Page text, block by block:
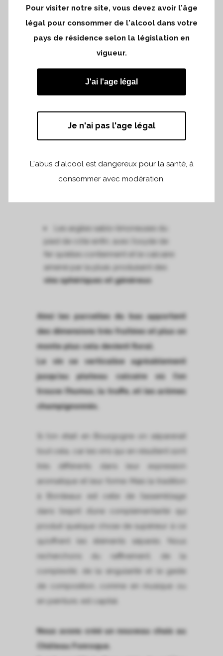
Sur le coteau argilo-calcaire, le
Dès qu’il y a un élément d’argile
dans un sol, le vin s’en trouve
élargi.L’attaque en bouche donne
immédiatement le ton d’une présence
forte et large. C’est en finale de
présence du calcaire avec son
calcaire, les vins sont donc très frais
Les argiles sablo-limoneuses du
pied de côte enfin, avec l’oxyde de
fer qu’elles contiennent et le calcaire
amené par la pluie, produisent des
vins sphériques et généreux
Ainsi les parcelles du bas apportent
des dimensions très fruitées et plus on
monte plus cela devient floral.
Le vin se verticalise agréablement
jusqu’au plateau calcaire où l’on
trouve l’humus, la truffe, et les arômes
champignonnés.
Si l’on était en Bourgogne on séparerait
tout cela, car les vins qui en résultent sont
très différents dans leur expression
aromatique et leur forme. Mais la tradition
à Bordeaux est celle de l’assemblage
dans l’esprit d’une complémentarité qui
produit quelque chose de supérieur à ce
qu’offrent les éléments séparés. Nous
recherchons du raffinement, de la
complexité, de la singularité et le geste
de composition, comme en musique ou
en peinture, est capital.
Nous avons créé un nouveau chais au
Château Fonroque.
Pour visiter notre site, vous devez avoir l'âge
légal pour consommer de l'alcool dans votre
pays de résidence selon la législation en
vigueur.
J'ai l'age légal
Je n'ai pas l'age légal
L'abus d'alcool est dangereux pour la santé, à
consommer avec modération.